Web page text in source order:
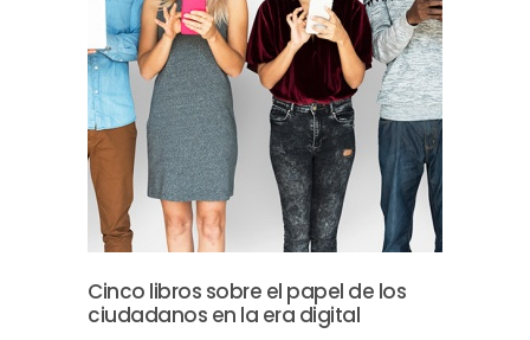
Cinco libros sobre el papel de los
ciudadanos en la era digital